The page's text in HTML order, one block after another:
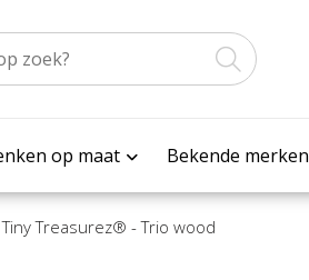
op maat Bekende merken
Tiny Treasurez® - Trio wood